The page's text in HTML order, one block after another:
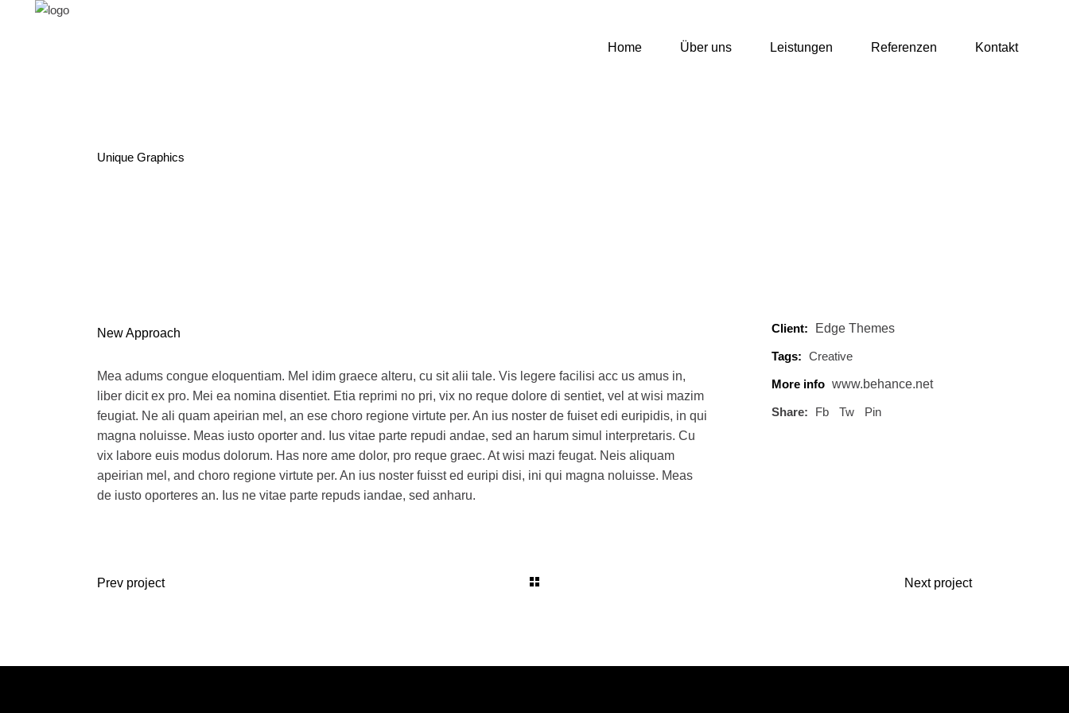
Home Über uns Leistungen Referenzen Kontakt
Unique Graphics
New Approach
Mea adums congue eloquentiam. Mel idim graece alteru, cu sit alii tale. Vis legere facilisi acc us amus in,
liber dicit ex pro. Mei ea nomina disentiet. Etia reprimi no pri, vix no reque dolore di sentiet, vel at wisi mazim
feugiat. Ne ali quam apeirian mel, an ese choro regione virtute per. An ius noster de fuiset edi euripidis, in qui
magna noluisse. Meas iusto oporter and. Ius vitae parte repudi andae, sed an harum simul interpretaris. Cu
vix labore euis modus dolorum. Has nore ame dolor, pro reque graec. At wisi mazi feugat. Neis aliquam
apeirian mel, and choro regione virtute per. An ius noster fuisst ed euripi disi, ini qui magna noluisse. Meas
de iusto oporteres an. Ius ne vitae parte repuds iandae, sed anharu.
Client: Edge Themes
Tags: Creative
More info www.behance.net
Share: Fb Tw Pin
Prev project Next project